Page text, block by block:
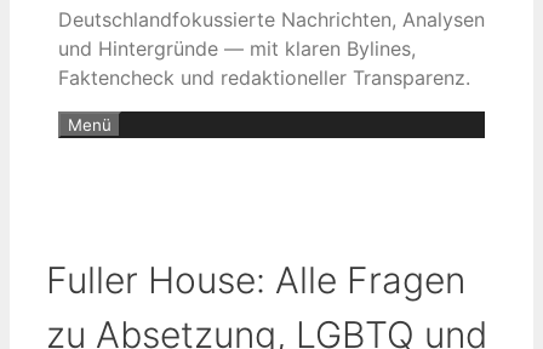
Deutschlandfokussierte Nachrichten, Analysen
und Hintergründe — mit klaren Bylines,
Faktencheck und redaktioneller Transparenz.
Menü
Fuller House: Alle Fragen
zu Absetzung, LGBTQ und